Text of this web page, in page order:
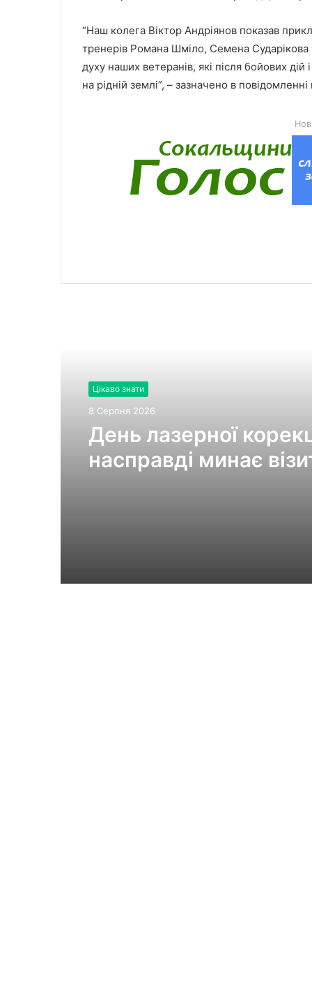
“Наш колега Віктор Андріянов показав
тренерів Романа Шміло, Семена
духу наших ветеранів, які після бойових
на рідній землі”, – зазначено в повідомленні
Цікаво знати
8 Серпня 2026
День лазерної
насправді минає